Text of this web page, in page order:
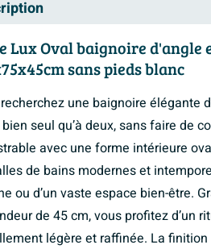
Lux Oval baignoire d'angle
sans pieds blanc
une baignoire élégante
seul qu’à deux, sans faire de
avec une forme intérieure
de bains modernes et
ou d’un vaste espace bien-être.
de 45 cm, vous profitez d’un
légère et raffinée. La